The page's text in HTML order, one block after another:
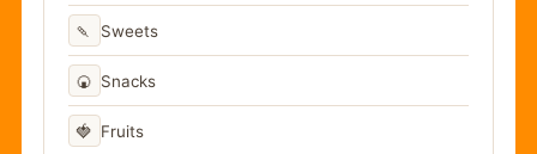
🍡 Sweets
🍘 Snacks
🍓 Fruits